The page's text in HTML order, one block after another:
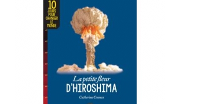
XXe siècle
Autres civilisations
Thématiques